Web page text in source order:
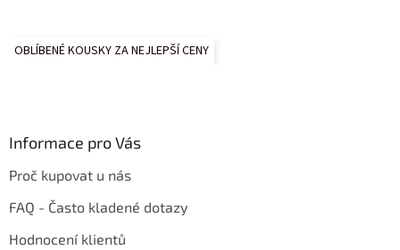
OBLÍBENÉ KOUSKY ZA NEJLEPŠÍ CENY
Informace pro Vás
Proč kupovat u nás
FAQ - Často kladené dotazy
Hodnocení klientů